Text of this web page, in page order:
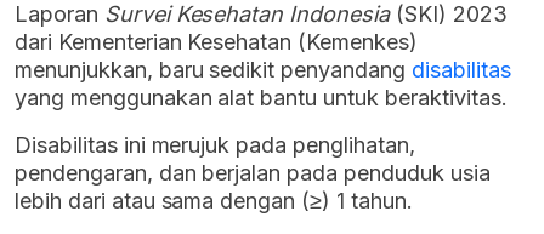
Laporan Survei Kesehatan Indonesia(SKI) 2023
dari Kementerian Kesehatan (Kemenkes)
menunjukkan, baru sedikit penyandang disabilitas
yang menggunakan alat bantu untuk beraktivitas.
Disabilitas ini merujuk pada penglihatan,
pendengaran, dan berjalan pada penduduk usia
lebih dari atau sama dengan (≥) 1 tahun.